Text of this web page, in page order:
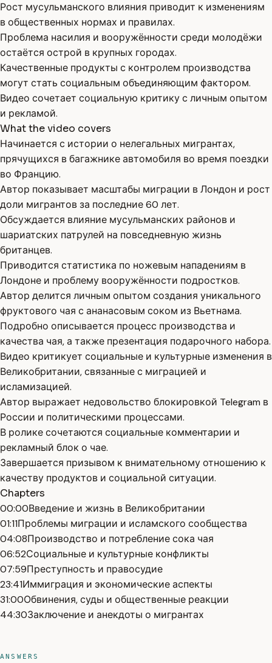
Рост мусульманского влияния приводит к изменениям
в общественных нормах и правилах.
Проблема насилия и вооружённости среди молодёжи
остаётся острой в крупных городах.
Качественные продукты с контролем производства
могут стать социальным объединяющим фактором.
Видео сочетает социальную критику с личным опытом
и рекламой.
What the video covers
Начинается с истории о нелегальных мигрантах,
прячущихся в багажнике автомобиля во время поездки
во Францию.
Автор показывает масштабы миграции в Лондон и рост
доли мигрантов за последние 60 лет.
Обсуждается влияние мусульманских районов и
шариатских патрулей на повседневную жизнь
британцев.
Приводится статистика по ножевым нападениям в
Лондоне и проблему вооружённости подростков.
Автор делится личным опытом создания уникального
фруктового чая с ананасовым соком из Вьетнама.
Подробно описывается процесс производства и
качества чая, а также презентация подарочного набора.
Видео критикует социальные и культурные изменения в
Великобритании, связанные с миграцией и
исламизацией.
Автор выражает недовольство блокировкой Telegram в
России и политическими процессами.
В ролике сочетаются социальные комментарии и
рекламный блок о чае.
Завершается призывом к внимательному отношению к
качеству продуктов и социальной ситуации.
Chapters
00:00Введение и жизнь в Великобритании
01:11Проблемы миграции и исламского сообщества
04:08Производство и потребление сока чая
06:52Социальные и культурные конфликты
07:59Преступность и правосудие
23:41Иммиграция и экономические аспекты
31:00Обвинения, суды и общественные реакции
44:30Заключение и анекдоты о мигрантах
ANSWERS